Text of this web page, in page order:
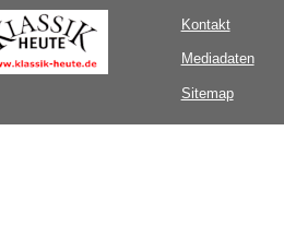
Kontakt
Mediadaten
Sitemap